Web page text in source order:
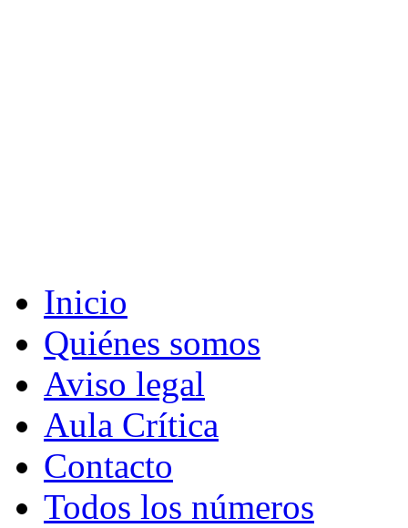
Inicio
Quiénes somos
Aviso legal
Aula Crí­tica
Contacto
Todos los números